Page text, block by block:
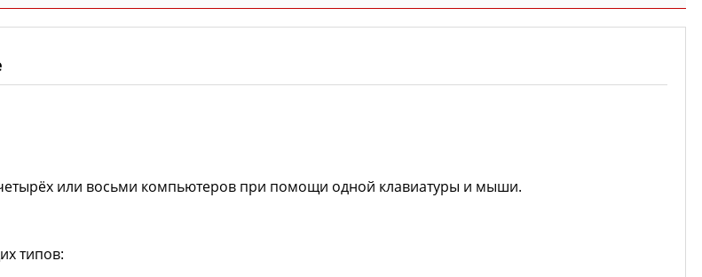
или восьми компьютеров при помощи одной клавиатуры и мыши.
типов: